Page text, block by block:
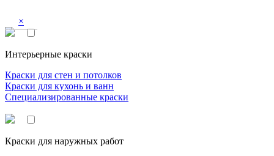
×
Интерьерные краски
Краски для стен и потолков
Краски для кухонь и ванн
Специализированные краски
Краски для наружных работ